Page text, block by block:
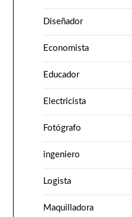
Diseñador
Economista
Educador
Electricista
Fotógrafo
ingeniero
Logista
Maquilladora